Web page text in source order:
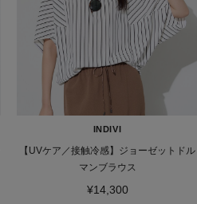
INDIVI
【UVケア／接触冷感】ジョーゼットドル
マンブラウス
¥14,300